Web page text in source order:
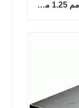
الصين الصانع 0.3 مم 0.8 مم 1.25 مم 2 مم أسلاك الفولاذ المجلفنة